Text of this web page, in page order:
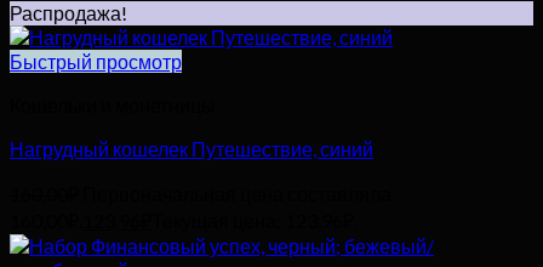
Распродажа!
Быстрый просмотр
Нагрудный кошелек Путешествие, синий